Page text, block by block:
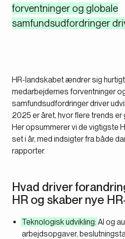
forventninger og globale
samfundsudfordringer
HR-landskabet ændrer sig
medarbejdernes forventninger
samfundsudfordringer driver
2025 er året, hvor flere trends
Her opsummerer vi de vigtigste
set i år, med indsigter fra både
rapporter.
Hvad driver
HR og skaber nye
Teknologisk udvikling: AI og
arbejdsopgaver,